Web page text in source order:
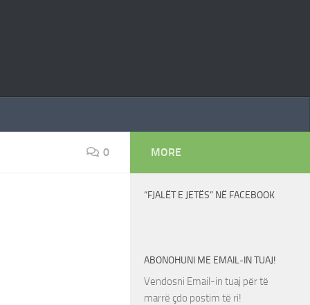
0 MORE
“FJALËT E JETËS” NË FACEBOOK
ABONOHUNI ME EMAIL-IN TUAJ!
Vendosni Email-in tuaj për të
marrë çdo postim të ri!